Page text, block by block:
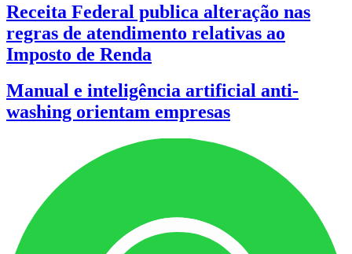
Receita Federal publica alteração nas
regras de atendimento relativas ao
Imposto de Renda
Manual e inteligência artificial anti-
washing orientam empresas